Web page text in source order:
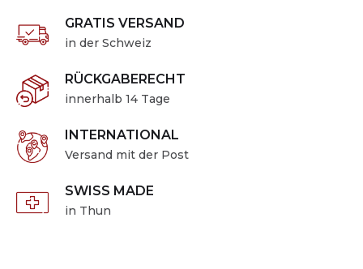
GRATIS VERSAND
in der Schweiz
RÜCKGABERECHT
innerhalb 14 Tage
INTERNATIONAL
Versand mit der Post
SWISS MADE
in Thun